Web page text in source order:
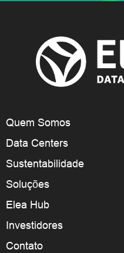
Quem Somos
Data Centers
Sustentabilidade
Soluções
Elea Hub
Investidores
Contato